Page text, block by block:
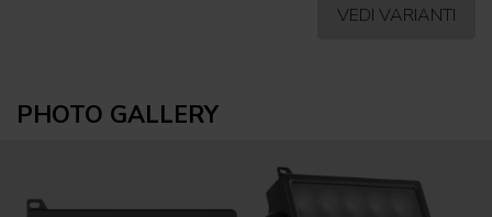
VEDI VARIANTI
PHOTO GALLERY